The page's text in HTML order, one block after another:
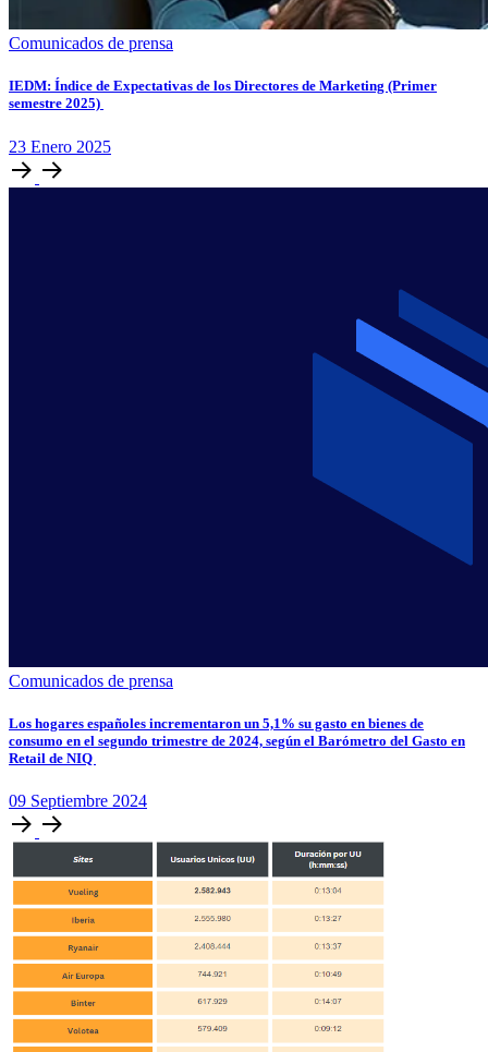
Comunicados de prensa
IEDM: Índice de Expectativas de los Directores de Marketing (Primer
semestre 2025)
23 Enero 2025
Comunicados de prensa
Los hogares españoles incrementaron un 5,1% su gasto en bienes de
consumo en el segundo trimestre de 2024, según el Barómetro del Gasto en
Retail de NIQ
09 Septiembre 2024